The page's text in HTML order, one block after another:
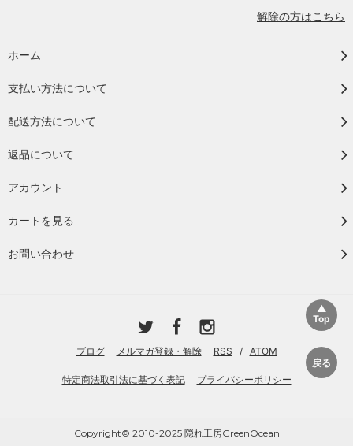
解除の方はこちら
ホーム
支払い方法について
配送方法について
返品について
アカウント
カートを見る
お問い合わせ
ブログ メルマガ登録・解除 RSS / ATOM
特定商法取引法に基づく表記 プライバシーポリシー
Copyright© 2010-2025 隠れ工房GreenOcean